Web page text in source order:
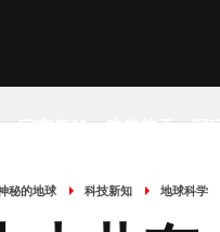
宇宙奥秘 航空航天 国
秘的地球 科技新知 地球科学